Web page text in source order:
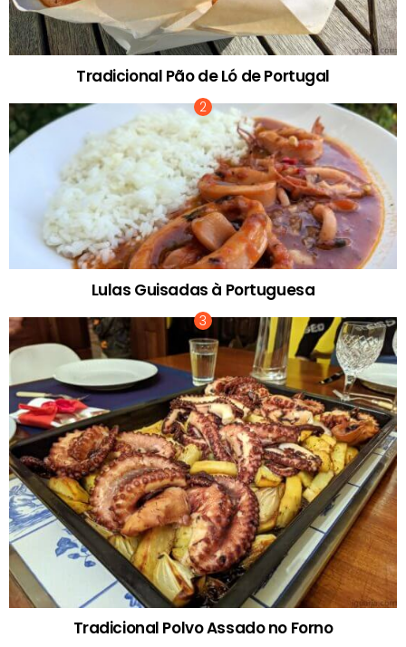
Tradicional Pão de Ló de Portugal
Lulas Guisadas à Portuguesa
Tradicional Polvo Assado no Forno